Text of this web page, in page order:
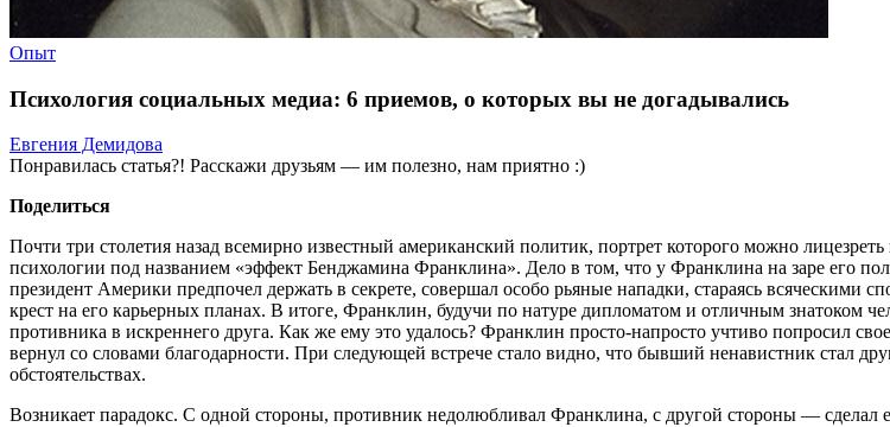
Опыт
Психология социальных медиа: 6 приемов, о которых вы не догадывались
Евгения Демидова
Понравилась статья?! Расскажи друзьям — им полезно, нам приятно :)
Поделиться
Почти три столетия назад всемирно известный американский политик, портрет которого можно
психологии под названием «эффект Бенджамина Франклина». Дело в том, что у Франклина на заре его
президент Америки предпочел держать в секрете, совершал особо рьяные нападки, стараясь
крест на его карьерных планах. В итоге, Франклин, будучи по натуре дипломатом и отличным знатоком
противника в искреннего друга. Как же ему это удалось? Франклин просто-напросто учтиво попросил
вернул со словами благодарности. При следующей встрече стало видно, что бывший ненавистник стал
обстоятельствах.
Возникает парадокс. С одной стороны, противник недолюбливал Франклина, с другой стороны — сделал